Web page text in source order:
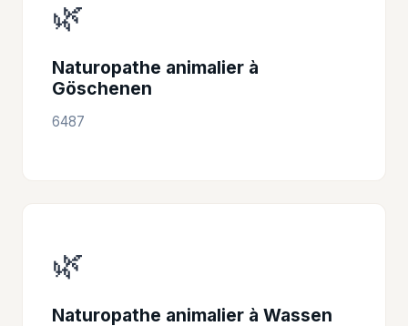
🌿
Naturopathe animalier à
Göschenen
6487
🌿
Naturopathe animalier à Wassen